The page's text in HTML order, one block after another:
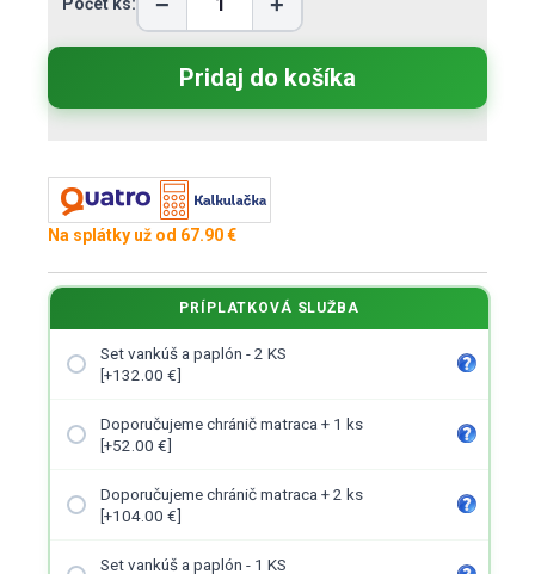
Na splátky už od 67.90 €
PRÍPLATKOVÁ SLUŽBA
Set vankúš a paplón - 2 KS
[+132.00 €]
Doporučujeme chránič matraca + 1 ks
[+52.00 €]
Doporučujeme chránič matraca + 2 ks
[+104.00 €]
Set vankúš a paplón - 1 KS